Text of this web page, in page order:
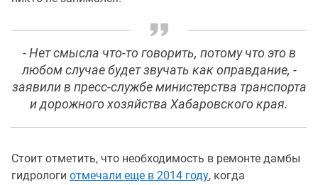
- Нет смысла что-то говорить, потому что это в
любом случае будет звучать как оправдание, -
заявили в пресс-службе министерства транспорта
и дорожного хозяйства Хабаровского края.
Стоит отметить, что необходимость в ремонте дамбы
гидрологи отмечали еще в 2014 году, когда